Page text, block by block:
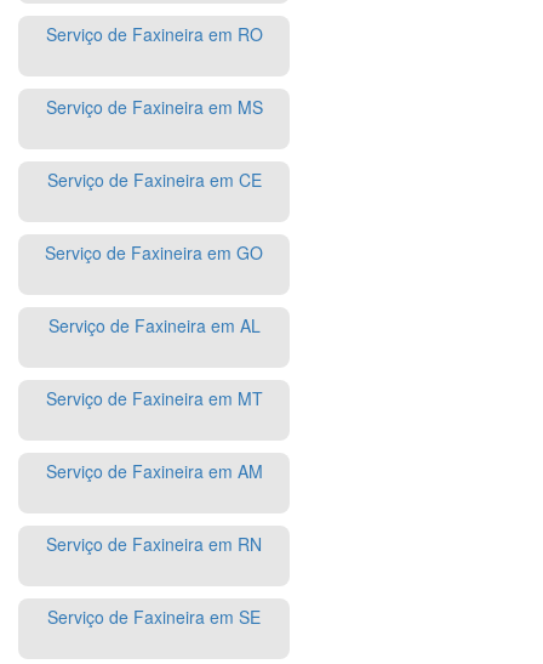
Serviço de Faxineira em RO
Serviço de Faxineira em MS
Serviço de Faxineira em CE
Serviço de Faxineira em GO
Serviço de Faxineira em AL
Serviço de Faxineira em MT
Serviço de Faxineira em AM
Serviço de Faxineira em RN
Serviço de Faxineira em SE